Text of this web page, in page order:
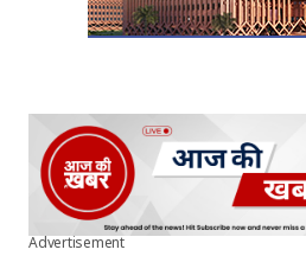
Advertisement